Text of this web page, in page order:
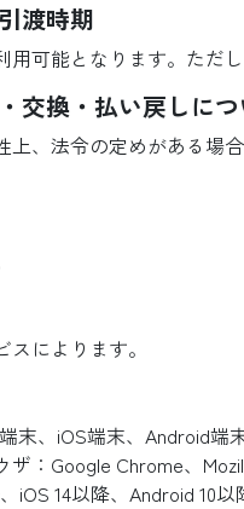
渡時期
用可能となります。ただ
交換・払い戻しにつ
上、法令の定めがある場
によります。
末、iOS端末、Android端末
：Google Chrome、
iOS 14以降、Android 10以